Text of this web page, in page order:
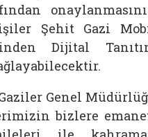
Şehit Gazi
Dijital
Genel
bizlere